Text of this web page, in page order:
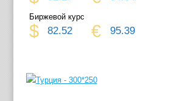
Биржевой курс
$ 82.52 € 95.39